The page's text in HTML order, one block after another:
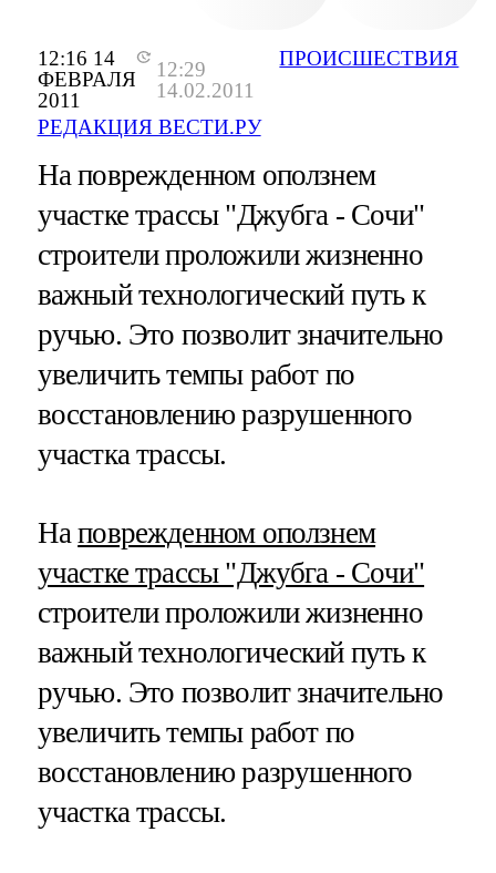
12:16 14
ФЕВРАЛЯ
2011
12:29
14.02.2011
РЕДАКЦИЯ ВЕСТИ.РУ
ПРОИСШЕСТВИЯ
На поврежденном оползнем
участке трассы "Джубга - Сочи"
строители проложили жизненно
важный технологический путь к
ручью. Это позволит значительно
увеличить темпы работ по
восстановлению разрушенного
участка трассы.
Наповрежденном оползнем
участке трассы "Джубга - Сочи"
строители проложили жизненно
важный технологический путь к
ручью. Это позволит значительно
увеличить темпы работ по
восстановлению разрушенного
участка трассы.